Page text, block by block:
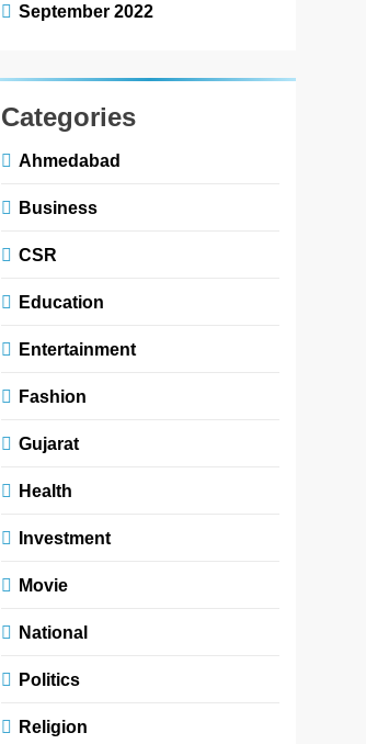
September 2022
Categories
Ahmedabad
Business
CSR
Education
Entertainment
Fashion
Gujarat
Health
Investment
Movie
National
Politics
Religion